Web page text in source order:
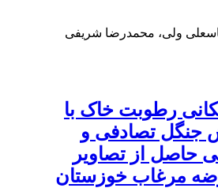
ولی، محمدرضا شریفی
رطوبت خاک با
جنگل تصادفی و
حاصل از تصاویر
مرغاب خوزستان